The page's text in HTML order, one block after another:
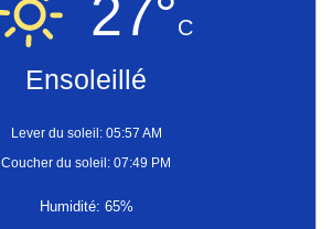
27°C
Ensoleillé
Lever du soleil: 05:57 AM
Coucher du soleil: 07:49 PM
Humidité: 65%